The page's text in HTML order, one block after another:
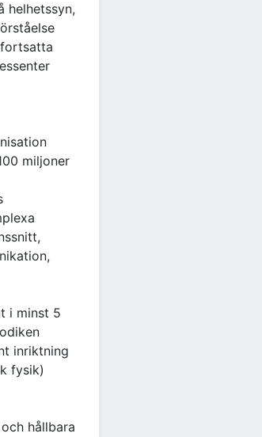
helhetssyn,
miljoner
i minst 5
inriktning
fysik)
hållbara